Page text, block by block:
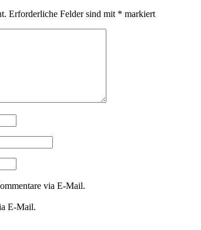
Erforderliche Felder sind mit * markiert
via E-Mail.
E-Mail.